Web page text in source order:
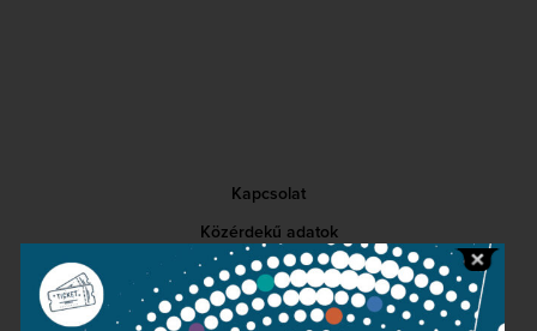
Kapcsolat
Közérdekű adatok
Sajtószoba
Adatvédelem